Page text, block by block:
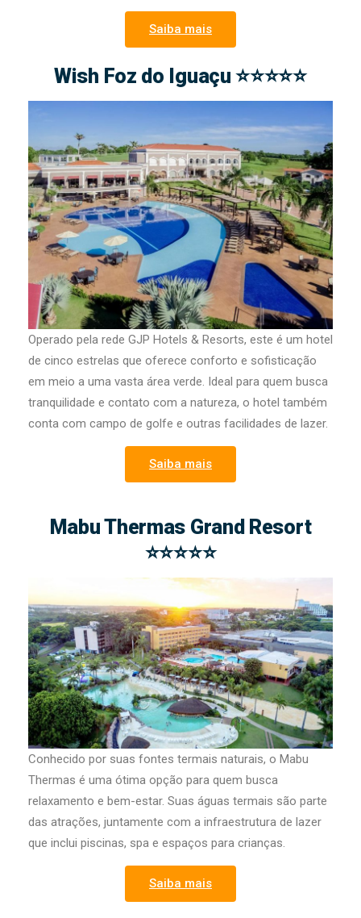
Saiba mais
Wish Foz do Iguaçu ⭐⭐⭐⭐⭐
Operado pela rede GJP Hotels & Resorts, este é um hotel
de cinco estrelas que oferece conforto e sofisticação
em meio a uma vasta área verde. Ideal para quem busca
tranquilidade e contato com a natureza, o hotel também
conta com campo de golfe e outras facilidades de lazer.
Saiba mais
Mabu Thermas Grand Resort
⭐⭐⭐⭐⭐
Conhecido por suas fontes termais naturais, o Mabu
Thermas é uma ótima opção para quem busca
relaxamento e bem-estar. Suas águas termais são parte
das atrações, juntamente com a infraestrutura de lazer
que inclui piscinas, spa e espaços para crianças.
Saiba mais